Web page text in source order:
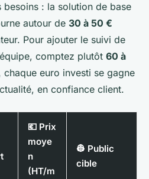
: la solution de base
autour de 30 à 50 €
Pour ajouter le suivi de
comptez plutôt 60 à
chaque euro investi se gagne
en confiance client.
💶 Prix
moye
n
(HT/m
👷 Public
cible